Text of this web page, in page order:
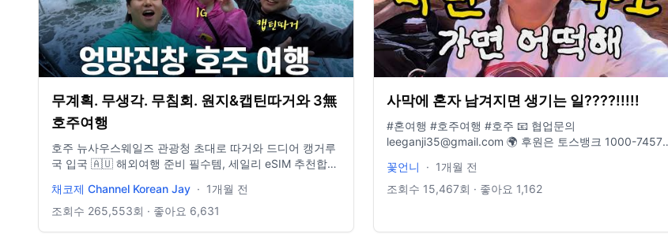
무계획. 무생각. 무침회. 원지&캡틴따거와 3無
호주여행
호주 뉴사우스웨일즈 관광청 초대로 따거와 드디어 캥거루
국 입국 🇦🇺 해외여행 준비 필수템, 세일리 eSIM 추천합니
시 15% 즉시 할인 (쿠폰코드: ckj) ✔️ 200개국 데이터 지원
+ 광고/악성 URL 차단으로 안전한 여행까지! ✔️ 연중무휴
채코제 Channel Korean Jay · 1개월 전
조회수 265,553회 · 좋아요 6,631
사막에 혼자 남겨지면 생기는 일????!!!!!
#혼여행 #호주여행 #호주 📧 협업문의
leeganji35@gmail.com 🌍 후원은 토스뱅크 1000-7457-
📖 여행에세이 "지금 이순간을 기억해"
꽃언니 · 1개월 전
조회수 15,467회 · 좋아요 1,162